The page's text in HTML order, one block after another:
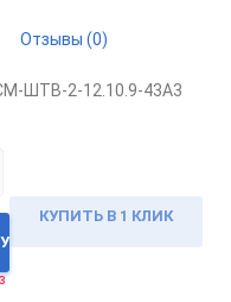
Отзывы (0)
ШТВ-2-12.10.9-43А3
КУПИТЬ В 1 КЛИК